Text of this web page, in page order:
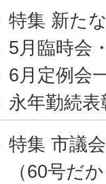
特集 新た
5月臨時会
6月定例会
永年勤続
特集 市議
（60号だ